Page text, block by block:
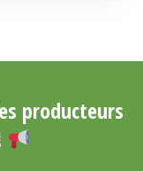
producteurs